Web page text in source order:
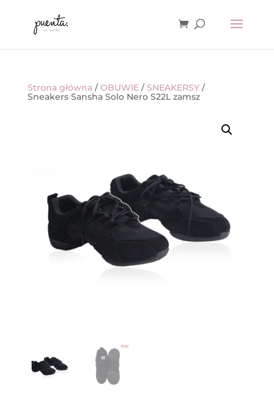
Strona główna /OBUWIE/ SNEAKERSY/
Sneakers Sansha Solo Nero S22L zamsz